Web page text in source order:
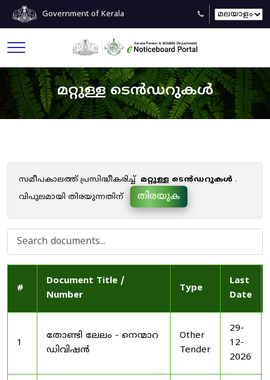
Government of Kerala
മറ്റുള്ള ടെൻഡറുകൾ
സമീപകാലത്ത് പ്രസിദ്ധീകരിച്ച് മറ്റുള്ള ടെൻഡറുകൾ .
വിപുലമായി തിരയുന്നതിന്
തിരയുക
#
Document Title /
Number
Type
Last
Date
1
തോണ്ടി ലേലം - നെന്മാറ
ഡിവിഷൻ
Other
Tender
29-
12-
2026